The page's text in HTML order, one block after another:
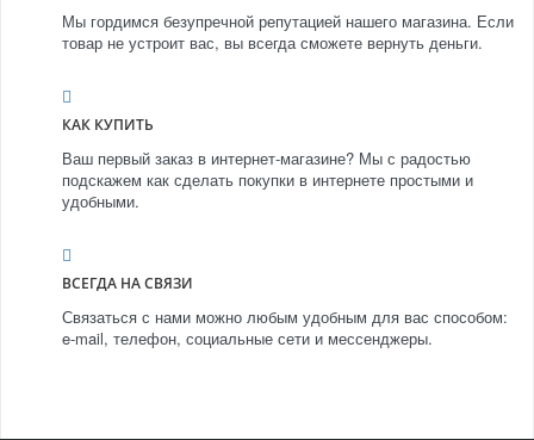
Мы гордимся безупречной репутацией нашего магазина. Если
товар не устроит вас, вы всегда сможете вернуть деньги.
КАК КУПИТЬ
Ваш первый заказ в интернет-магазине? Мы с радостью
подскажем как сделать покупки в интернете простыми и
удобными.
ВСЕГДА НА СВЯЗИ
Связаться с нами можно любым удобным для вас способом:
e-mail, телефон, социальные сети и мессенджеры.